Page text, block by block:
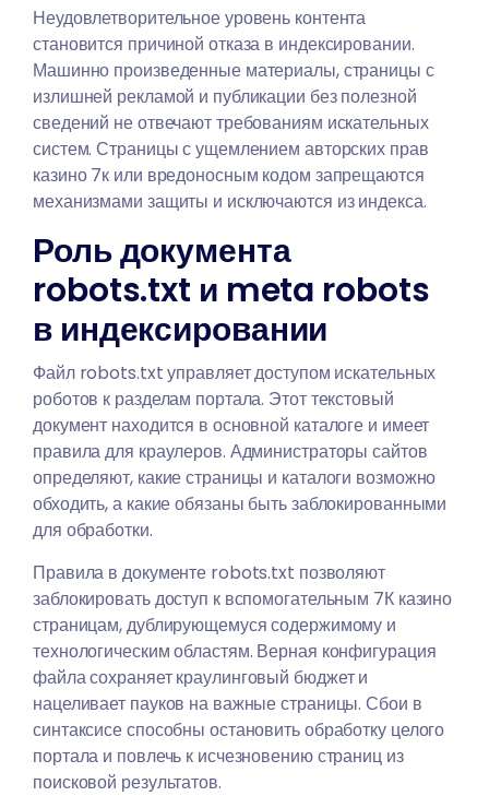
Неудовлетворительное уровень контента
становится причиной отказа в индексировании.
Машинно произведенные материалы, страницы с
излишней рекламой и публикации без полезной
сведений не отвечают требованиям искательных
систем. Страницы с ущемлением авторских прав
казино 7к или вредоносным кодом запрещаются
механизмами защиты и исключаются из индекса.
Роль документа
robots.txt и meta robots
в индексировании
Файл robots.txt управляет доступом искательных
роботов к разделам портала. Этот текстовый
документ находится в основной каталоге и имеет
правила для краулеров. Администраторы сайтов
определяют, какие страницы и каталоги возможно
обходить, а какие обязаны быть заблокированными
для обработки.
Правила в документе robots.txt позволяют
заблокировать доступ к вспомогательным 7К казино
страницам, дублирующемуся содержимому и
технологическим областям. Верная конфигурация
файла сохраняет краулинговый бюджет и
нацеливает пауков на важные страницы. Сбои в
синтаксисе способны остановить обработку целого
портала и повлечь к исчезновению страниц из
поисковой результатов.